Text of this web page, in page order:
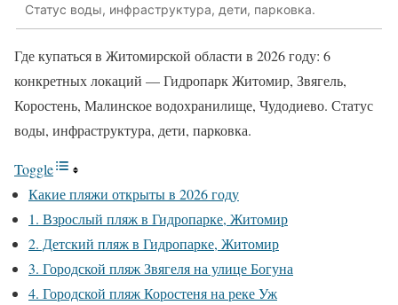
Статус воды, инфраструктура, дети, парковка.
Где купаться в Житомирской области в 2026 году: 6
конкретных локаций — Гидропарк Житомир, Звягель,
Коростень, Малинское водохранилище, Чудодиево. Статус
воды, инфраструктура, дети, парковка.
Toggle
Какие пляжи открыты в 2026 году
1. Взрослый пляж в Гидропарке, Житомир
2. Детский пляж в Гидропарке, Житомир
3. Городской пляж Звягеля на улице Богуна
4. Городской пляж Коростеня на реке Уж